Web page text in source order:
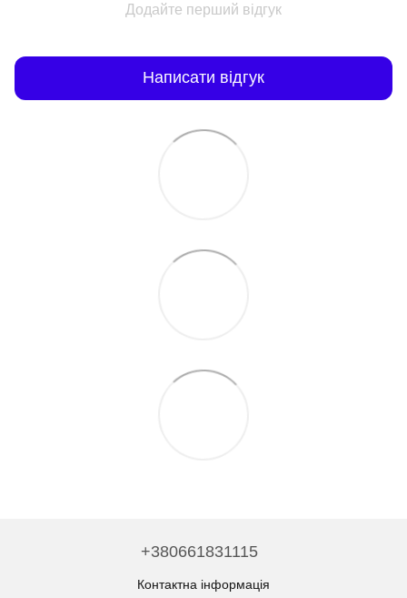
Додайте перший відгук
Написати відгук
+380661831115
Контактна інформація